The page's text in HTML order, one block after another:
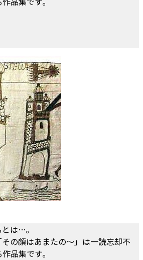
とは…｡
その顔はあまたの～」は一読忘却不
品集です｡